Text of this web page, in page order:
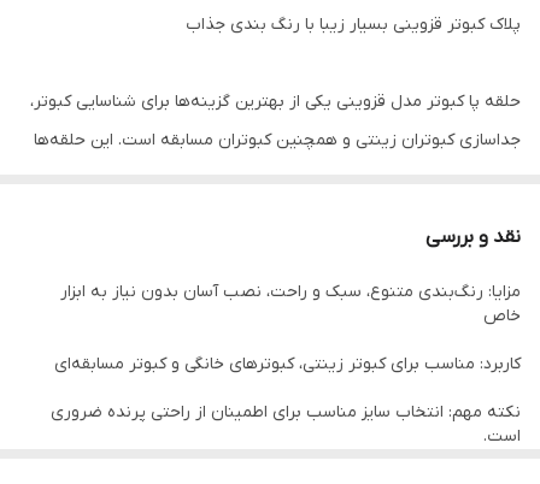
پلاک کبوتر قزوینی بسیار زیبا با رنگ بندی جذاب
حلقه پا کبوتر مدل قزوینی یکی از بهترین گزینه‌ها برای شناسایی کبوتر،
جداسازی کبوتران زینتی و همچنین کبوتران مسابقه است. این حلقه‌ها
بتوانید پرنده‌های خود را به‌سادگی دسته‌بندی کنید و مراقبت بهتری از
آنها داشته باشید.
این محصول سبک بوده و هیچ‌گونه ناراحتی برای پرنده ایجاد نمی‌کند و
به همین دلیل یکی از پرطرفدارترین لوازم کبوتر در بین پرورش‌دهندگان
است .
نقد و بررسی
مزایا: رنگ‌بندی متنوع، سبک و راحت، نصب آسان بدون نیاز به ابزار
خاص
کاربرد: مناسب برای کبوتر زینتی، کبوترهای خانگی و کبوتر مسابقه‌ای
نکته مهم: انتخاب سایز مناسب برای اطمینان از راحتی پرنده ضروری
است.